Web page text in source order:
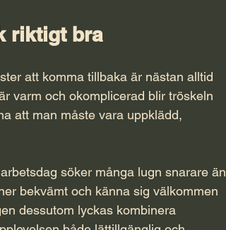
riktigt bra
att komma tillbaka är nästan alltid
varm och okomplicerad blir tröskeln
att man måste vara uppklädd,
söker många lugn snarare än
bekvämt och känna sig välkommen
dessutom lyckas kombinera